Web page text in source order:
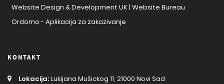
Website Design & Development UK | Website Bureau
Ordomo - Aplikacija za zakazivanje
KONTAKT
Lokacija:Lukijana Mušickog 11, 21000 Novi Sad